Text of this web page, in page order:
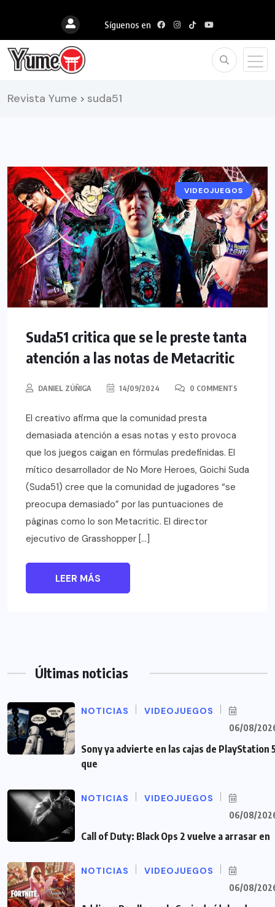
Síguenos en
Revista Yume > suda51
NOTICIAS
VIDEOJUEGOS
Suda51 critica que se le preste tanta
atención a las notas de Metacritic
DANIEL ZÚÑIGA 14/09/2024 0 COMMENTS
El creativo afirma que la comunidad presta
demasiada atención a esas notas y esto provoca
que los juegos caigan en fórmulas predefinidas. El
mítico desarrollador de No More Heroes, Goichi Suda
(Suda51) cree que la comunidad de jugadores “se
preocupa demasiado” por las puntuaciones de
páginas como lo son Metacritic. El director
ejecutivo de Grasshopper […]
LEER MÁS
Últimas noticias
NOTICIAS VIDEOJUEGOS
06/08/
Sony ya advierte en las cajas de PlayStation
que
NOTICIAS VIDEOJUEGOS
06/08/
Call of Duty: Black Ops 2 vuelve a arrasar en
NOTICIAS VIDEOJUEGOS
06/08/